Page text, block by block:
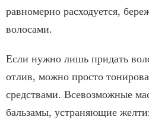
равномерно расходуется,
волосами.
Если нужно лишь придать
отлив, можно просто
средствами. Всевозможные
бальзамы, устраняющие